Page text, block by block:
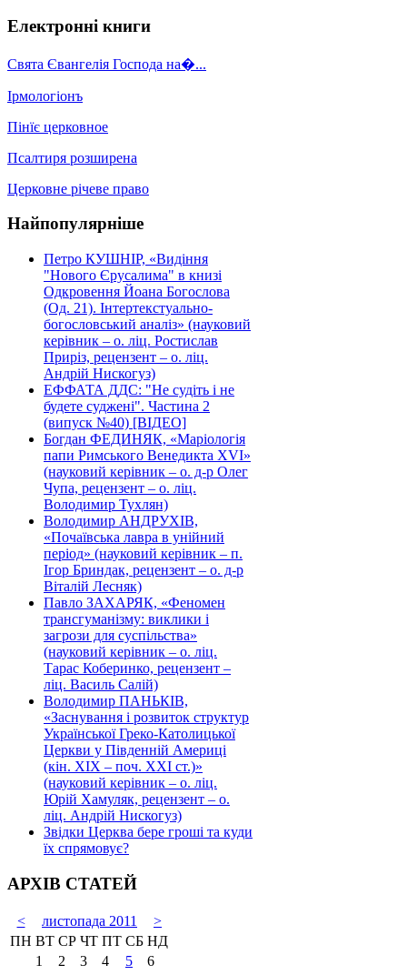
Електронні книги
Свята Євангелія Господа на�...
Ірмологіонъ
Пінїє церковное
Псалтиря розширена
Церковне річеве право
Найпопулярніше
Петро КУШНІР, «Видіння
"Нового Єрусалима" в книзі
Одкровення Йоана Богослова
(Од. 21). Інтертекстуально-
богословський аналіз» (науковий
керівник – о. ліц. Ростислав
Приріз, рецензент – о. ліц.
Андрій Нискогуз)
ЕФФАТА ДДС: "Не судіть і не
будете суджені". Частина 2
(випуск №40) [ВІДЕО]
Богдан ФЕДИНЯК, «Маріологія
папи Римського Венедикта XVI»
(науковий керівник – о. д-р Олег
Чупа, рецензент – о. ліц.
Володимир Тухлян)
Володимир АНДРУХІВ,
«Почаївська лавра в унійний
період» (науковий керівник – п.
Ігор Бриндак, рецензент – о. д-р
Віталій Лесняк)
Павло ЗАХАРЯК, «Феномен
трансгуманізму: виклики і
загрози для суспільства»
(науковий керівник – о. ліц.
Тарас Коберинко, рецензент –
ліц. Василь Салій)
Володимир ПАНЬКІВ,
«Заснування і розвиток структур
Української Греко-Католицької
Церкви у Південній Америці
(кін. ХІХ – поч. ХХІ ст.)»
(науковий керівник – о. ліц.
Юрій Хамуляк, рецензент – о.
ліц. Андрій Нискогуз)
Звідки Церква бере гроші та куди
їх спрямовує?
АРХІВ СТАТЕЙ
< листопада 2011
>
ПН ВТ СР ЧТ ПТ СБ НД
1
2 3 4 5
6